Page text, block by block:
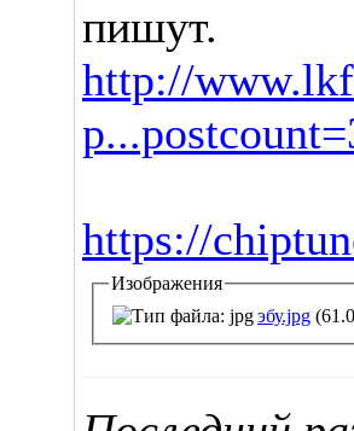
пишут.
http://
https://
Изображения
эбу.jpg